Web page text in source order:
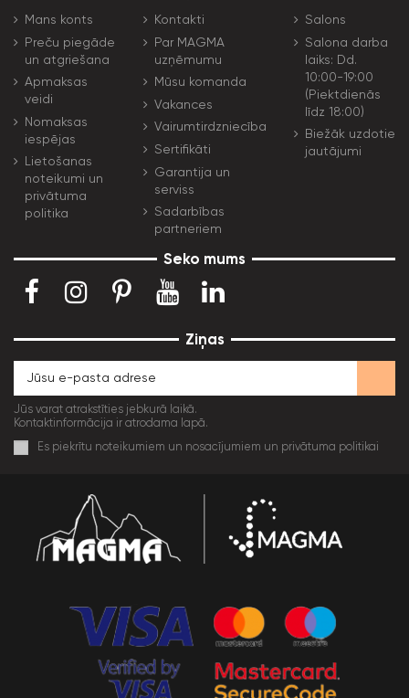
Mans konts
Preču piegāde
un atgriešana
Apmaksas
veidi
Nomaksas
iespējas
Lietošanas
noteikumi un
privātuma
politika
Kontakti
Par MAGMA
uzņēmumu
Mūsu komanda
Vakances
Vairumtirdzniecība
Sertifikāti
Garantija un
serviss
Sadarbības
partneriem
Salons
Salona darba
laiks: Dd.
10:00-19:00
(Piektdienās
līdz 18:00)
Biežāk uzdotie
jautājumi
Seko mums
Ziņas
Jūs varat atrakstīties jebkurā laikā.
Kontaktinformācija ir atrodama lapā.
Es piekrītu noteikumiem un nosacījumiem un privātuma politikai